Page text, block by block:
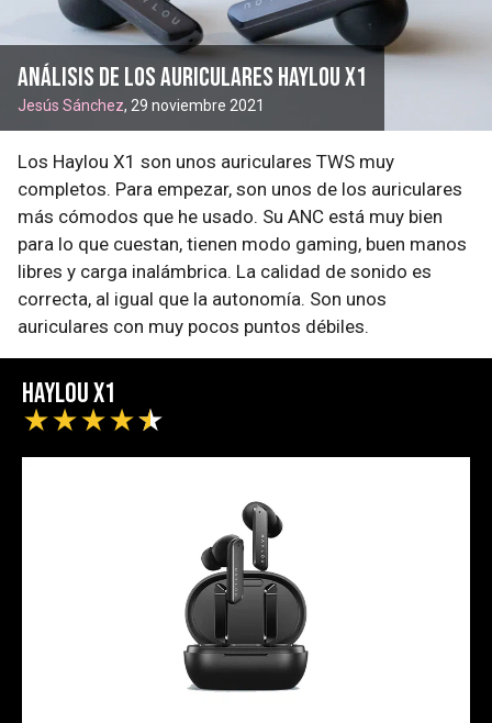
Análisis de los auriculares Haylou X1
Jesús Sánchez, 29 noviembre 2021
Los Haylou X1 son unos auriculares TWS muy
completos. Para empezar, son unos de los auriculares
más cómodos que he usado. Su ANC está muy bien
para lo que cuestan, tienen modo gaming, buen manos
libres y carga inalámbrica. La calidad de sonido es
correcta, al igual que la autonomía. Son unos
auriculares con muy pocos puntos débiles.
Haylou X1
★★★★★